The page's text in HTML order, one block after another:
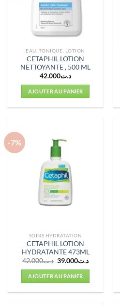
EAU, TONIQUE, LOTION
CETAPHIL LOTION
NETTOYANTE , 500 ML
د.ت42.000
AJOUTER AU PANIER
-7%
SOINS HYDRATATION
CETAPHIL LOTION
HYDRATANTE 473ML
د.ت42.000
Le
initial
était :
د.ت42.000.
د.ت39.000
Le
AJOUTER AU PANIER